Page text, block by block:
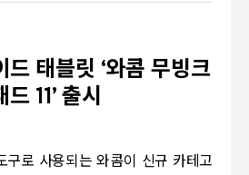
드 태블릿 ‘와콤 무빙크
드11’ 출시
구로 사용되는 와콤이 신규 카테고